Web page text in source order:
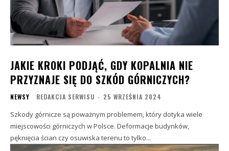
JAKIE KROKI PODJĄĆ, GDY KOPALNIA NIE
PRZYZNAJE SIĘ DO SZKÓD GÓRNICZYCH?
NEWSY REDAKCJA SERWISU - 25 WRZEŚNIA 2024
Szkody górnicze są poważnym problemem, który dotyka wiele
miejscowości górniczych w Polsce. Deformacje budynków,
pęknięcia ścian czy osuwiska terenu to tylko...